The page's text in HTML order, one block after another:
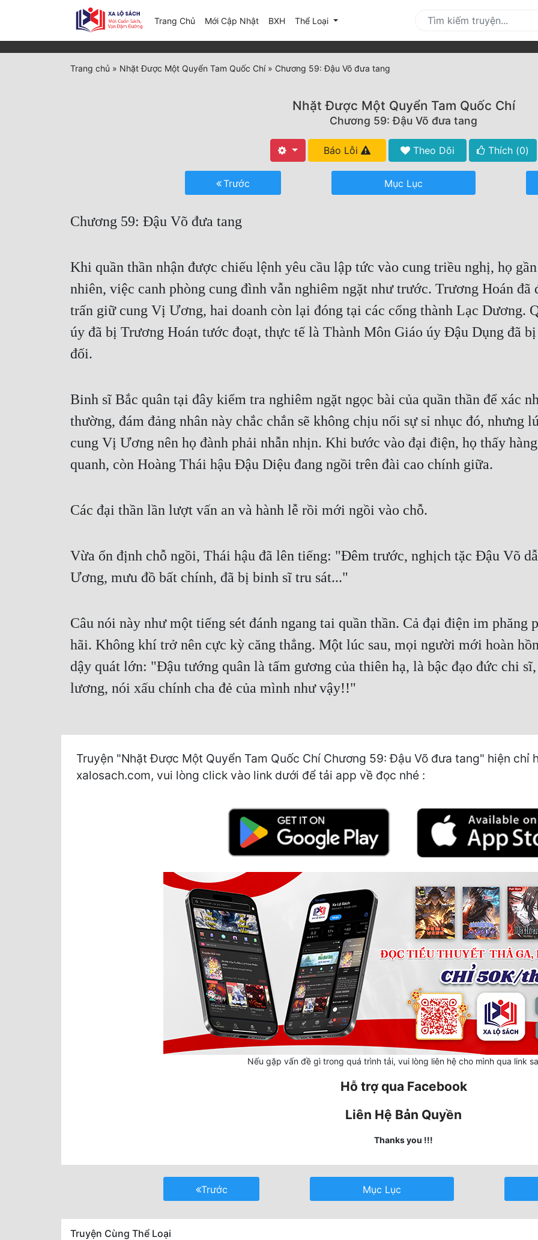
Trang Chủ Mới Cập Nhật(current)
BXH Thể Loại
Trang chủ » Nhặt Được Một Quyển Tam Quốc Chí» Chương 59: Đậu Võ đưa tang
Nhặt Được Một Quyển Tam Quốc Chí
Chương 59: Đậu Võ đưa tang
Báo Lỗi Theo Dõi Thích (0)
Trước Mục Lục
Chương 59: Đậu Võ đưa tang
Khi quần thần nhận được chiếu lệnh yêu cầu lập tức vào cung triều nghị, họ
nhiên, việc canh phòng cung đình vẫn nghiêm ngặt như trước. Trương Hoán đã
trấn giữ cung Vị Ương, hai doanh còn lại đóng tại các cổng thành Lạc Dương.
úy đã bị Trương Hoán tước đoạt, thực tế là Thành Môn Giáo úy Đậu Dụng đã
đối.
Binh sĩ Bắc quân tại đây kiểm tra nghiêm ngặt ngọc bài của quần thần để xác
thường, đám đảng nhân này chắc chắn sẽ không chịu nổi sự sỉ nhục đó,
cung Vị Ương nên họ đành phải nhẫn nhịn. Khi bước vào đại điện, họ thấy
quanh, còn Hoàng Thái hậu Đậu Diệu đang ngồi trên đài cao chính giữa.
Các đại thần lần lượt vấn an và hành lễ rồi mới ngồi vào chỗ.
Vừa ổn định chỗ ngồi, Thái hậu đã lên tiếng: "Đêm trước, nghịch tặc Đậu Võ
Ương, mưu đồ bất chính, đã bị binh sĩ tru sát..."
Câu nói này như một tiếng sét đánh ngang tai quần thần. Cả đại điện im phăng
hãi. Không khí trở nên cực kỳ căng thẳng. Một lúc sau, mọi người mới hoàn
dậy quát lớn: "Đậu tướng quân là tấm gương của thiên hạ, là bậc đạo đức chi
lương, nói xấu chính cha đẻ của mình như vậy!!"
Truyện "Nhặt Được Một Quyển Tam Quốc Chí Chương 59: Đậu Võ đưa tang" hiện chỉ
xalosach.com, vui lòng click vào link dưới để tải app về đọc nhé :
Nếu gặp vấn đề gì trong quá trình tải, vui lòng liên hệ cho mình qua link
Hỗ trợ qua Facebook
Liên Hệ Bản Quyền
Thanks you !!!
Trước Mục Lục
Truyện Cùng Thể Loại